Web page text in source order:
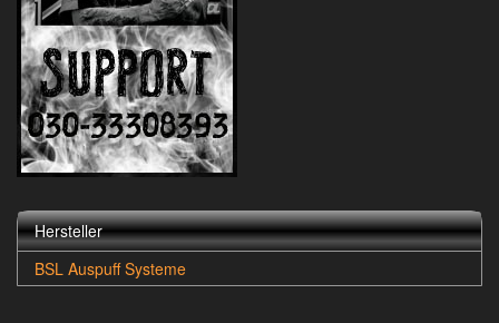
Hersteller
BSL Auspuff Systeme